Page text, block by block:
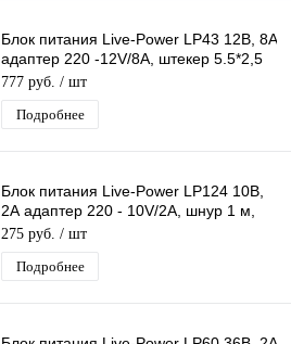
Блок питания Live-Power LP43 12В, 8A
адаптер 220 -12V/8A, штекер 5.5*2,5
мм
777 руб. / шт
Подробнее
Блок питания Live-Power LP124 10В,
2А адаптер 220 - 10V/2A, шнур 1 м,
штекер 5.5*2.5 мм
275 руб. / шт
Подробнее